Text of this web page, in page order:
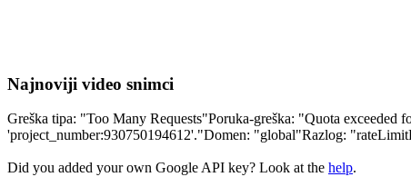
Najnoviji video snimci
Greška tipa: "Too Many Requests"Poruka-greška: "Quota exceeded
'project_number:930750194612'."Domen: "global"Razlog:
Did you added your own Google API key? Look at the help.